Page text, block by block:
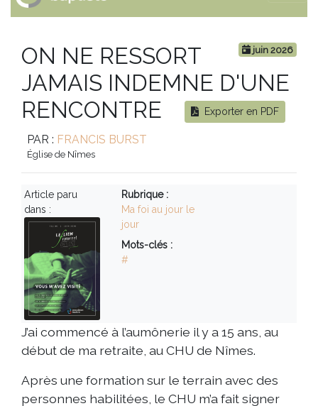
juin 2026
ON NE RESSORT
JAMAIS INDEMNE D'UNE
RENCONTRE
Exporter en PDF
PAR : FRANCIS BURST
Église de Nîmes
Article paru
dans :
Rubrique :
Ma foi au jour le
jour
Mots-clés :
#
J’ai commencé à l’aumônerie il y a 15 ans, au
début de ma retraite, au CHU de Nîmes.
Après une formation sur le terrain avec des
personnes habilitées, le CHU m’a fait signer